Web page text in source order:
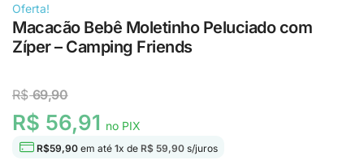
Oferta!
Macacão Bebê Moletinho Peluciado com
Zíper – Camping Friends
R$69,90
R$ 56,91 no PIX
R$59,90 em até 1x de R$ 59,90 s/juros